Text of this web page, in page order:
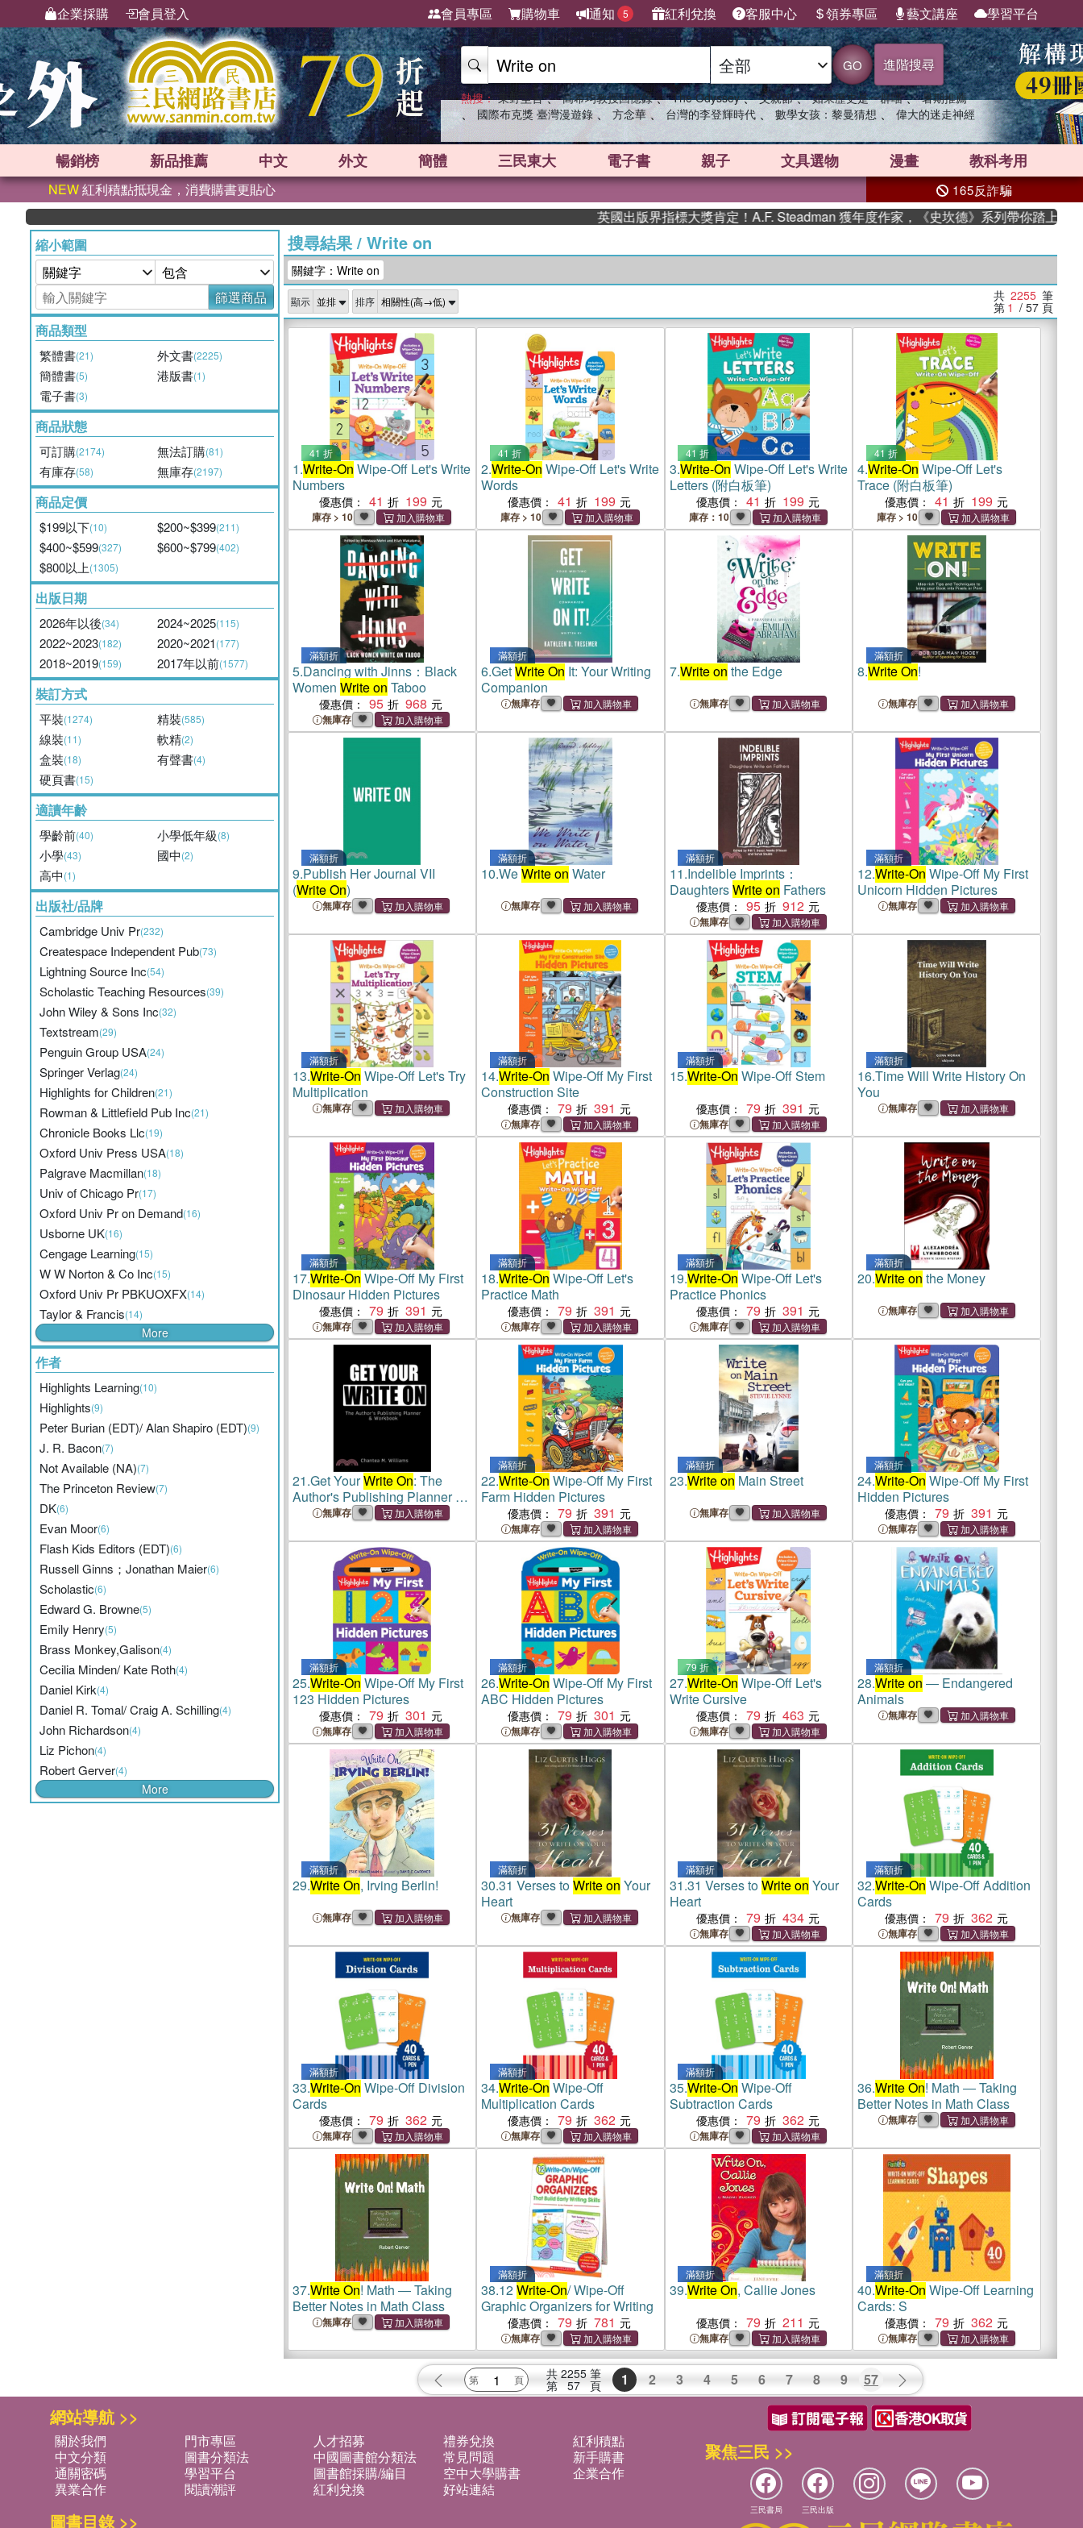
企業採購 會員登入 會員專區 購物車 通知 5 紅利兌換 客服中心 領券專區 藝文講座 學習平台
GO 進階搜尋
熱搜： 東野圭吾 、 高希均教授回憶錄 、 The Odyssey 、 父親節 、 如果歷史是一群喵 、 暑期推薦
、 國際布克獎 臺灣漫遊錄 、 方念華 、 台灣的李登輝時代 、 數學女孩：黎曼猜想 、 偉大的迷走神經
暢銷榜 新品推薦 中文 外文 簡體 三民東大 電子書 親子 文具選物 漫畫 教科考用
NEW紅利積點抵現金，消費購書更貼心 165反詐騙
英國出版界指標大獎肯定！A.F. Steadman 獲年度作家，《史坎德》系列帶你踏上熱血奇幻旅程
縮小範圍
篩選商品
商品類型
繁體書(21) 外文書(2225)
簡體書(5) 港版書(1)
電子書(3)
商品狀態
可訂購(2174) 無法訂購(81)
有庫存(58) 無庫存(2197)
商品定價
$199以下(10) $200~$399(211)
$400~$599(327) $600~$799(402)
$800以上(1305)
出版日期
2026年以後(34) 2024~2025(115)
2022~2023(182) 2020~2021(177)
2018~2019(159) 2017年以前(1577)
裝訂方式
平裝(1274) 精裝(585)
線裝(11) 軟精(2)
盒裝(18) 有聲書(4)
硬頁書(15)
適讀年齡
學齡前(40) 小學低年級(8)
小學(43) 國中(2)
高中(1)
出版社/品牌
Cambridge Univ Pr(232)
Createspace Independent Pub(73)
Lightning Source Inc(54)
Scholastic Teaching Resources(39)
John Wiley & Sons Inc(32)
Textstream(29)
Penguin Group USA(24)
Springer Verlag(24)
Highlights for Children(21)
Rowman & Littlefield Pub Inc(21)
Chronicle Books Llc(19)
Oxford Univ Press USA(18)
Palgrave Macmillan(18)
Univ of Chicago Pr(17)
Oxford Univ Pr on Demand(16)
Usborne UK(16)
Cengage Learning(15)
W W Norton & Co Inc(15)
Oxford Univ Pr PBKUOXFX(14)
Taylor & Francis(14)
More
作者
Highlights Learning(10)
Highlights(9)
Peter Burian (EDT)/ Alan Shapiro (EDT)(9)
J. R. Bacon(7)
Not Available (NA)(7)
The Princeton Review(7)
DK(6)
Evan Moor(6)
Flash Kids Editors (EDT)(6)
Russell Ginns；Jonathan Maier(6)
Scholastic(6)
Edward G. Browne(5)
Emily Henry(5)
Brass Monkey,Galison(4)
Cecilia Minden/ Kate Roth(4)
Daniel Kirk(4)
Daniel R. Tomal/ Craig A. Schilling(4)
John Richardson(4)
Liz Pichon(4)
Robert Gerver(4)
More
搜尋結果/ Write on
關鍵字：Write on
顯示 排序 共 2255 筆
第 1 / 57 頁
41 折
1.Write-On Wipe-Off Let's Write
Numbers
優惠價： 41 199
庫存 > 10
41 折
2.Write-On Wipe-Off Let's Write
Words
優惠價： 41 199
庫存 > 10
41 折
3.Write-On Wipe-Off Let's Write
Letters (附白板筆)
優惠價： 41 199
庫存：10
41 折
4.Write-On Wipe-Off Let's
Trace (附白板筆)
優惠價： 41 199
庫存 > 10
滿額折
5.Dancing with Jinns：Black
Women Write on Taboo
優惠價： 95 968
無庫存
滿額折
6.GetWrite On It: Your Writing
Companion
無庫存
7.Write on the Edge
無庫存
滿額折
8.Write On!
無庫存
滿額折
9.Publish Her Journal VII
(Write On)
無庫存
滿額折
10.WeWrite on Water
無庫存
滿額折
11.Indelible Imprints：
DaughtersWrite on Fathers
優惠價： 95 912
無庫存
滿額折
12.Write-On Wipe-Off My First
Unicorn Hidden Pictures
無庫存
滿額折
13.Write-On Wipe-Off Let's Try
Multiplication
無庫存
滿額折
14.Write-On Wipe-Off My First
Construction Site
優惠價： 79 391
無庫存
滿額折
15.Write-On Wipe-Off Stem
優惠價： 79 391
無庫存
滿額折
16.Time Will Write History On
You
無庫存
滿額折
17.Write-On Wipe-Off My First
Dinosaur Hidden Pictures
優惠價： 79 391
無庫存
滿額折
18.Write-On Wipe-Off Let's
Practice Math
優惠價： 79 391
無庫存
滿額折
19.Write-On Wipe-Off Let's
Practice Phonics
優惠價： 79 391
無庫存
滿額折
20.Write on the Money
無庫存
21.Get YourWrite On: The
Author's Publishing Planner &
Workbook
無庫存
滿額折
22.Write-On Wipe-Off My First
Farm Hidden Pictures
優惠價： 79 391
無庫存
滿額折
23.Write on Main Street
無庫存
滿額折
24.Write-On Wipe-Off My First
Hidden Pictures
優惠價： 79 391
無庫存
滿額折
25.Write-On Wipe-Off My First
123 Hidden Pictures
優惠價： 79 301
無庫存
滿額折
26.Write-On Wipe-Off My First
ABC Hidden Pictures
優惠價： 79 301
無庫存
79 折
27.Write-On Wipe-Off Let's
Write Cursive
優惠價： 79 463
無庫存
滿額折
28.Write on ― Endangered
Animals
無庫存
滿額折
29.Write On, Irving Berlin!
無庫存
滿額折
30.31 Verses toWrite on Your
Heart
無庫存
滿額折
31.31 Verses toWrite on Your
Heart
優惠價： 79 434
無庫存
滿額折
32.Write-On Wipe-Off Addition
Cards
優惠價： 79 362
無庫存
滿額折
33.Write-On Wipe-Off Division
Cards
優惠價： 79 362
無庫存
滿額折
34.Write-On Wipe-Off
Multiplication Cards
優惠價： 79 362
無庫存
滿額折
35.Write-On Wipe-Off
Subtraction Cards
優惠價： 79 362
無庫存
36.Write On! Math ― Taking
Better Notes in Math Class
無庫存
37.Write On! Math ― Taking
Better Notes in Math Class
無庫存
滿額折
38.12Write-On/ Wipe-Off
Graphic Organizers for Writing
優惠價： 79 781
無庫存
滿額折
39.Write On, Callie Jones
優惠價： 79 211
無庫存
滿額折
40.Write-On Wipe-Off Learning
Cards: S
優惠價： 79 362
無庫存
共 2255 筆
第 57 頁 1 2 3 4 5 6 7 8 9 57
網站導航 >>
關於我們 門市專區 人才招募 禮券兌換
紅利積點
中文分類
圖書分類法 中國圖書館分類法 常見問題
新手購書
通關密碼
學習平台 圖書館採購/編目 空中大學購書
企業合作
異業合作
閱讀潮評 紅利兌換 好站連結
圖書目錄 >>
聚焦三民 >>
三民書局 三民出版